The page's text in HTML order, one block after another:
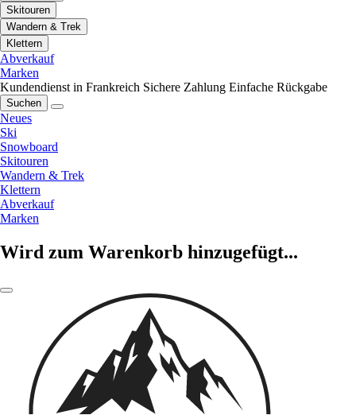
Skitouren
Wandern & Trek
Klettern
Abverkauf
Marken
Kundendienst in Frankreich Sichere Zahlung Einfache Rückgabe
Suchen
Neues
Ski
Snowboard
Skitouren
Wandern & Trek
Klettern
Abverkauf
Marken
Wird zum Warenkorb hinzugefügt...